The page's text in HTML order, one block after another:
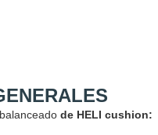
de HELI cushion: